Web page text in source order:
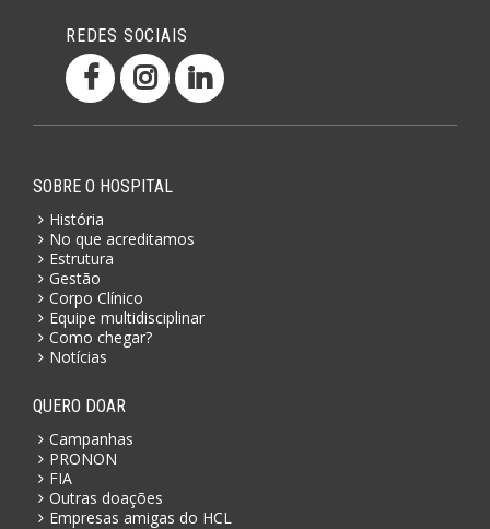
REDES SOCIAIS
SOBRE O HOSPITAL
História
No que acreditamos
Estrutura
Gestão
Corpo Clínico
Equipe multidisciplinar
Como chegar?
Notícias
QUERO DOAR
Campanhas
PRONON
FIA
Outras doações
Empresas amigas do HCL